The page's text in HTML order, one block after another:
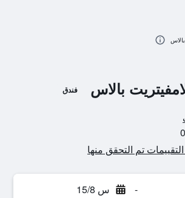
بالاس فندق
- س 15/8